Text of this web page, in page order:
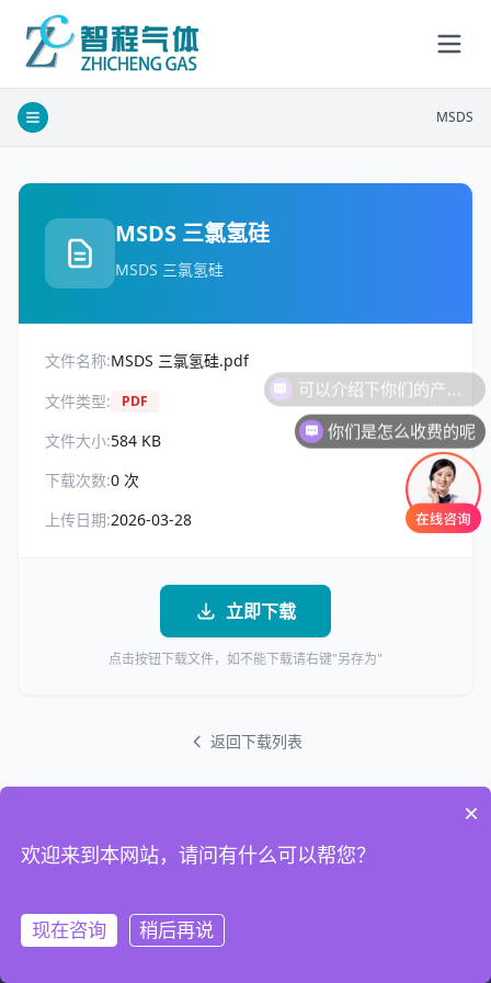
MSDS
MSDS 三氯氢硅
MSDS 三氯氢硅
文件名称:MSDS 三氯氢硅.pdf
文件类型:
PDF
文件大小:584 KB
下载次数:0 次
上传日期:2026-03-28
立即下载
点击按钮下载文件，如不能下载请右键"另存为"
返回下载列表
你们是怎么收费的呢
×
欢迎来到本网站，请问有什么可以帮您？
现在咨询 稍后再说